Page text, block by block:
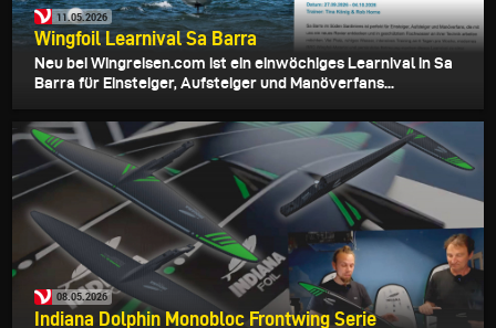
11.05.2026
Wingfoil Learnival Sa Barra
Neu bei Wingreisen.com ist ein einwöchiges Learnival in Sa
Barra für Einsteiger, Aufsteiger und Manöverfans...
08.05.2026
Indiana Dolphin Monobloc Frontwing Serie